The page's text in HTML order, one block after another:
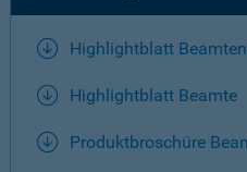
Highlightblatt
Highlightblatt Beamte
Produktbroschüre